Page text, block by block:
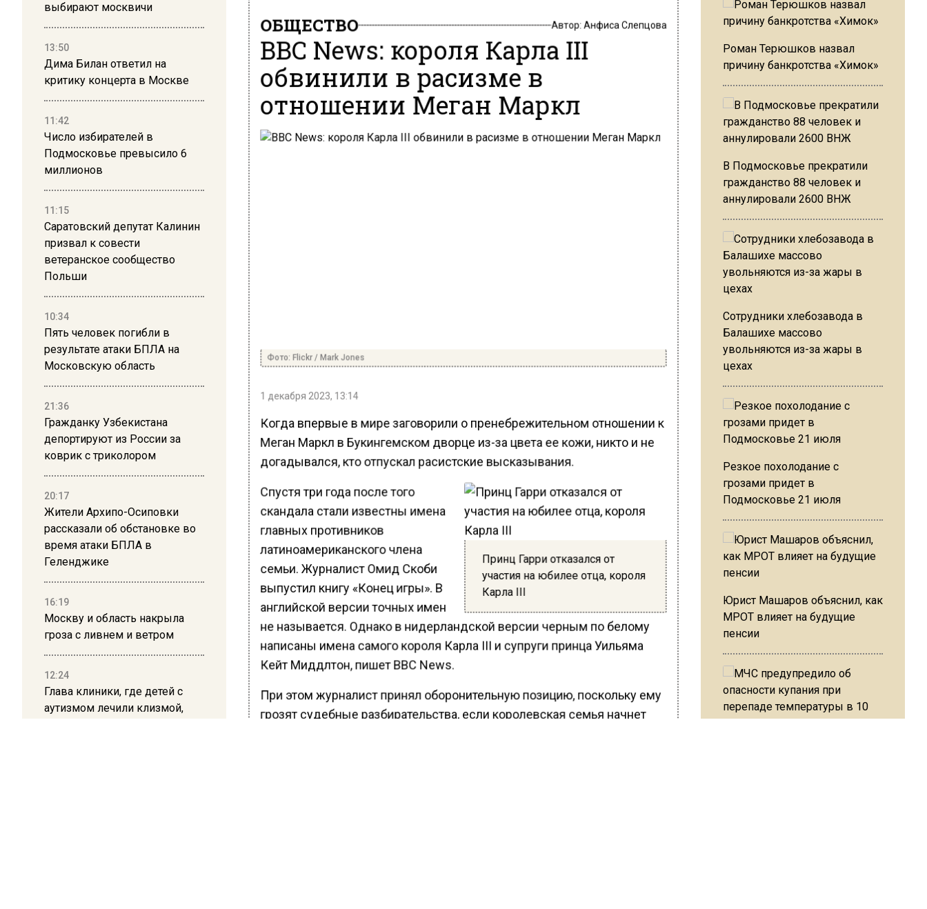
выбирают москвичи
13:50
Дима Билан ответил на
критику концерта в Москве
11:42
Число избирателей в
Подмосковье превысило 6
миллионов
11:15
Саратовский депутат Калинин
призвал к совести
ветеранское сообщество
Польши
10:34
Пять человек погибли в
результате атаки БПЛА на
Московскую область
21:36
Гражданку Узбекистана
депортируют из России за
коврик с триколором
20:17
Жители Архипо-Осиповки
рассказали об обстановке во
время атаки БПЛА в
Геленджике
16:19
Москву и область накрыла
гроза с ливнем и ветром
12:24
Глава клиники, где детей с
аутизмом лечили клизмой,
ОБЩЕСТВО Автор: Анфиса Слепцова
BBC News: короля Карла III
обвинили в расизме в
отношении Меган Маркл
Фото: Flickr / Mark Jones
1 декабря 2023, 13:14
Когда впервые в мире заговорили о пренебрежительном отношении к
Меган Маркл в Букингемском дворце из-за цвета ее кожи, никто и не
догадывался, кто отпускал расистские высказывания.
Принц Гарри отказался от
участия на юбилее отца, короля
Карла III
Спустя три года после того
скандала стали известны имена
главных противников
латиноамериканского члена
семьи. Журналист Омид Скоби
выпустил книгу «Конец игры». В
английской версии точных имен
не называется. Однако в нидерландской версии черным по белому
написаны имена самого короля Карла III и супруги принца Уильяма
Кейт Миддлтон, пишет BBC News.
При этом журналист принял оборонительную позицию, поскольку ему
грозят судебные разбирательства, если королевская семья начнет
Роман Терюшков назвал
причину банкротства «Химок»
В Подмосковье прекратили
гражданство 88 человек и
аннулировали 2600 ВНЖ
Сотрудники хлебозавода в
Балашихе массово
увольняются из-за жары в
цехах
Резкое похолодание с
грозами придет в
Подмосковье 21 июля
Юрист Машаров объяснил, как
МРОТ влияет на будущие
пенсии